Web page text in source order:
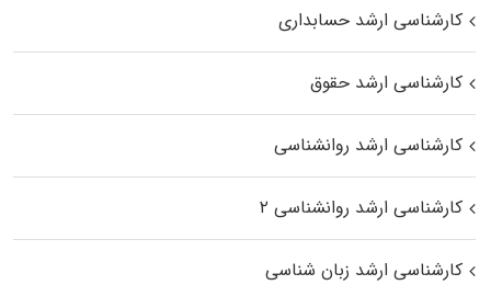
کارشناسی ارشد حسابداری
کارشناسی ارشد حقوق
کارشناسی ارشد روانشناسی
کارشناسی ارشد روانشناسی ۲
کارشناسی ارشد زبان شناسی